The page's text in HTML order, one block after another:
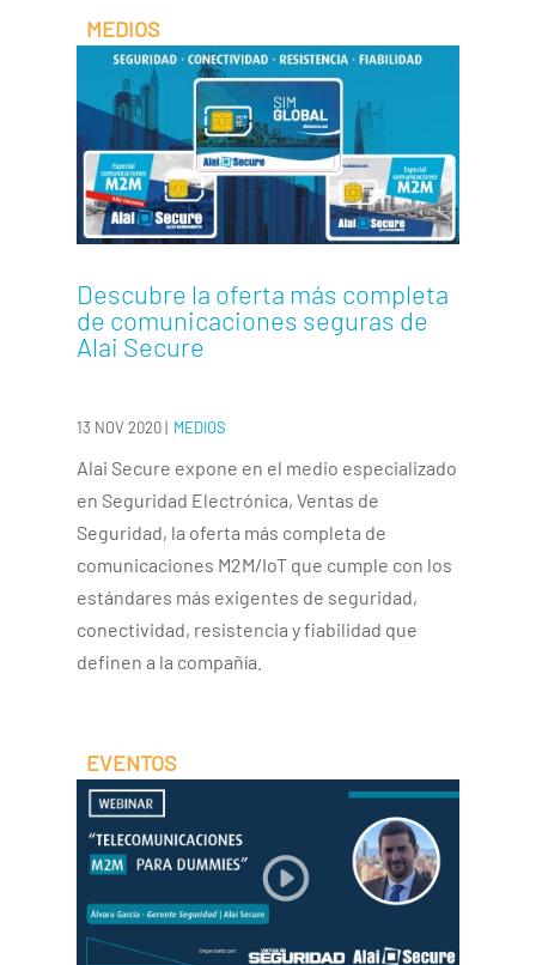
Descubre la oferta más completa
de comunicaciones seguras de
Alai Secure
13 NOV 2020| MEDIOS
Alai Secure expone en el medio especializado
en Seguridad Electrónica, Ventas de
Seguridad, la oferta más completa de
comunicaciones M2M/IoT que cumple con los
estándares más exigentes de seguridad,
conectividad, resistencia y fiabilidad que
definen a la compañía.